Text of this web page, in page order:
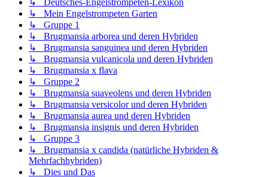
↳ Mein Engelstrompeten Garten
↳ Gruppe 1
↳ Brugmansia arborea und deren Hybriden
↳ Brugmansia sanguinea und deren Hybriden
↳ Brugmansia vulcanicola und deren Hybriden
↳ Brugmansia x flava
↳ Gruppe 2
↳ Brugmansia suaveolens und deren Hybriden
↳ Brugmansia versicolor und deren Hybriden
↳ Brugmansia aurea und deren Hybriden
↳ Brugmansia insignis und deren Hybriden
↳ Gruppe 3
↳ Brugmansia x candida (natürliche Hybriden &
Mehrfachhybriden)
↳ Dies und Das